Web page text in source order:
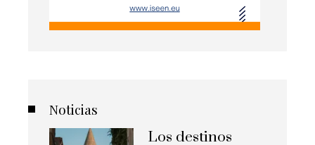
Noticias
Los destinos